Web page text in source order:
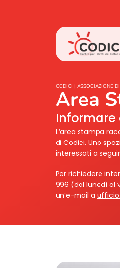
CODICI | ASSOCIAZIONE
Area
Informare
L’area stampa
di Codici. Uno
interessati a
Per richiedere
996 (dal lunedì al
un’e-mail a